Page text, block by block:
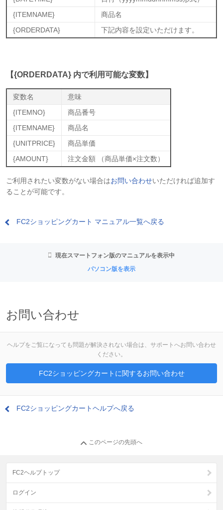
{ITEMNAME}
商品名
{ORDERDATA}
下記内容を設定いただけます。
【{ORDERDATA} 内で利用可能な変数】
変数名
意味
{ITEMNO}
商品番号
{ITEMNAME}
商品名
{UNITPRICE}
商品単価
{AMOUNT}
注文金額 （商品単価×注文数）
ご利用されたい変数がない場合はお問い合わせいただければ追加す
ることが可能です。
FC2ショッピングカート マニュアル一覧へ戻る
現在スマートフォン版のマニュアルを表示中
パソコン版を表示
お問い合わせ
ヘルプをご覧になっても問題が解決されない場合は、サポートへお問い合わせ
ください。
FC2ショッピングカートに関するお問い合わせ
FC2ショッピングカートヘルプへ戻る
このページの先頭へ
FC2ヘルプトップ
ログイン